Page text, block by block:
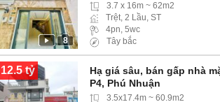
8
3.7 x 16m ~ 62m2
Trệt, 2 Lầu, ST
4pn, 5wc
Tây bắc
12.5 tỷ
Hạ giá sâu, bán gấp nhà
P4, Phú Nhuận
3.5x17.4m ~ 60.9m2